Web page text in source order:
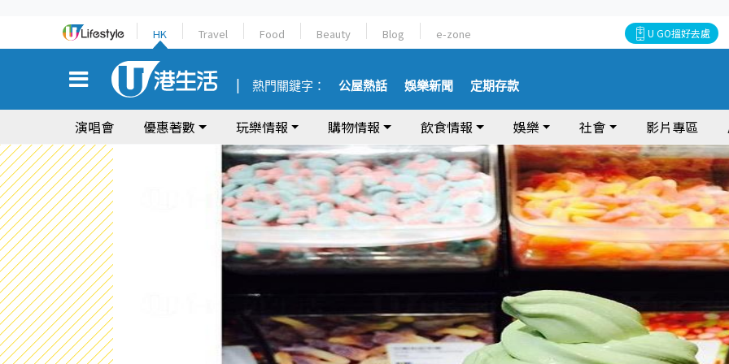
HK Travel Food Beauty Blog e-zone U GO搵好去處
熱門關鍵字： 公屋熱話 娛樂新聞 定期存款
演唱會 優惠著數 玩樂情報 購物情報 飲食情報 娛樂 社會 影片專區